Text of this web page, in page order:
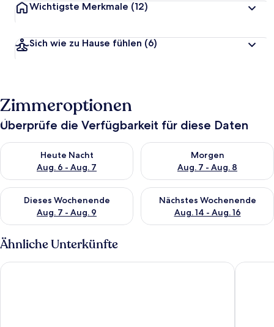
Wichtigste Merkmale (12)
Sich wie zu Hause fühlen (6)
Zimmeroptionen
Überprüfe die Verfügbarkeit für diese Daten
Heute Nacht
Aug. 6 - Aug. 7
Überprüfe die Verfügbarkeit für heute Nacht, Aug. 6 - Aug. 7.
Morgen
Aug. 7 - Aug. 8
Überprüfe die Verfügbarkeit
Dieses Wochenende
Aug. 7 - Aug. 9
Überprüfe die Verfügbarkeit für dieses Wochenende, Aug. 7
Nächstes Wochenende
Aug. 14 - Aug. 16
Überprüfe die Verfügbarkeit
Ähnliche Unterkünfte
Lenna's Villas